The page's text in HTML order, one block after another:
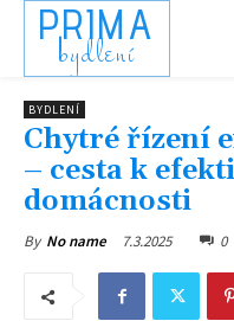
PRIMA
bydlení
BYDLENÍ
Chytré řízení
– cesta k
domácnosti
By No name 7.3.2025 0